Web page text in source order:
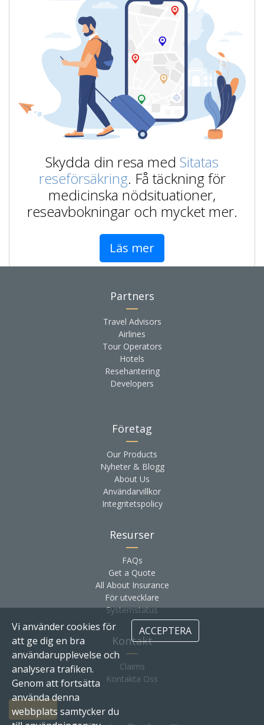
Skydda din resa med Sitatas
reseförsäkring. Få täckning för
medicinska nödsituationer,
reseavbokningar och mycket mer.
Läs mer
Partners
Travel Advisors
Airlines
Tour Operators
Hotels
Resehantering
Developers
Företag
Our Products
Nyheter & Blogg
About Us
Användarvillkor
Integritetspolicy
Resurser
FAQs
Get a Quote
All About Insurance
För utvecklare
Systemstatus
Kontakt
Claims
Kontakta Oss
Logga in
Vi använder cookies för
att ge dig en bra
användarupplevelse och
analysera trafiken.
Genom att fortsätta
använda denna
webbplats samtycker du
ACCEPTERA